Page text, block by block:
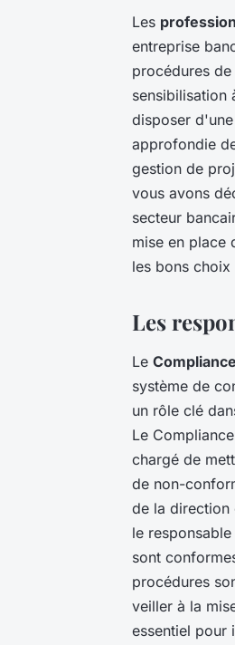
Les
entreprise
procédures
sensibilisation
disposer
approfondie
gestion de
vous avons
secteur
mise en place
les bons
Les
Le
système de
un rôle clé
Le
chargé de
de non-
de la direction
le
sont
procédures
veiller à la
essentiel pour